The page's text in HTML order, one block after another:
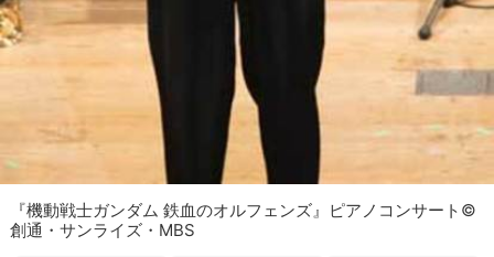
『機動戦士ガンダム 鉄血のオルフェンズ』ピアノコンサート©
創通・サンライズ・MBS